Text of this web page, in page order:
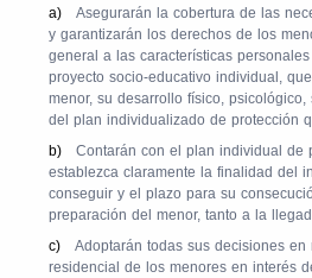
a)
Asegurarán la cobertura de las
y garantizarán los derechos de los
general a las características
proyecto socio-educativo individual,
menor, su desarrollo físico,
del plan individualizado de protección
b)
Contarán con el plan individual de
establezca claramente la finalidad del
conseguir y el plazo para su
preparación del menor, tanto a la
c)
Adoptarán todas sus decisiones
residencial de los menores en interés